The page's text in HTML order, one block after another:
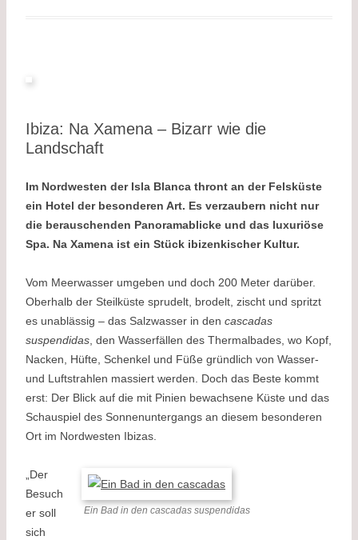
Ibiza: Na Xamena – Bizarr wie die
Landschaft
Im Nordwesten der Isla Blanca thront an der Felsküste
ein Hotel der besonderen Art. Es verzaubern nicht nur
die berauschenden Panoramablicke und das luxuriöse
Spa. Na Xamena ist ein Stück ibizenkischer Kultur.
Vom Meerwasser umgeben und doch 200 Meter darüber.
Oberhalb der Steilküste sprudelt, brodelt, zischt und spritzt
es unablässig – das Salzwasser in den cascadas
suspendidas, den Wasserfällen des Thermalbades, wo Kopf,
Nacken, Hüfte, Schenkel und Füße gründlich von Wasser-
und Luftstrahlen massiert werden. Doch das Beste kommt
erst: Der Blick auf die mit Pinien bewachsene Küste und das
Schauspiel des Sonnenuntergangs an diesem besonderen
Ort im Nordwesten Ibizas.
Ein Bad in den cascadas suspendidas
„Der
Besuch
er soll
sich